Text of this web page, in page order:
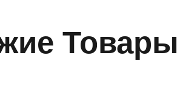
Товары